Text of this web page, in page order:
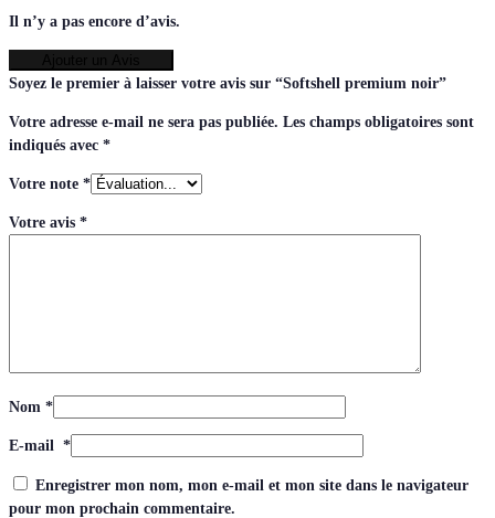
Il n’y a pas encore d’avis.
Soyez le premier à laisser votre avis sur “Softshell premium noir”
Votre adresse e-mail ne sera pas publiée. Les champs obligatoires sont
indiqués avec *
Votre note *
Votre avis *
Nom *
E-mail *
Enregistrer mon nom, mon e-mail et mon site dans le navigateur
pour mon prochain commentaire.